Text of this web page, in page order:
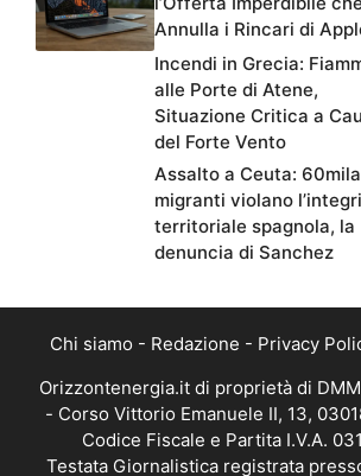
Annulla i Rincari di
Incendi in Grecia:
alle Porte di Atene,
Situazione Critica a
del Forte Vento
Assalto a Ceuta: 60mila
migranti violano
territoriale spagnola, la
denuncia di Sanchez
Chi siamo - Redazione - Privacy
Orizzontenergia.it di proprietà di DMM
- Corso Vittorio Emanuele II, 13,
Codice Fiscale e Partita I.V.A.
Testata Giornalistica registrata